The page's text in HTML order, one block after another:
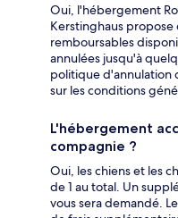
Oui, l'hébergement
Kerstinghaus
remboursables
annulées jusqu'à
politique d'annulation
sur les conditions
L'hébergement
compagnie ?
Oui, les chiens et les
de 1 au total. Un
vous sera demandé.